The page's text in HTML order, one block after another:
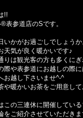
!!
表参道店のSです。
いかがお過ごしでしょうか
天気が良く暖かいです♪
りは観光客の方も多くにぎ
際や表参道にお越しの際に
お越し下さいませ^-^
や暖かいお茶をご用意し
この三連休に開催してい
をご紹介させていただきま